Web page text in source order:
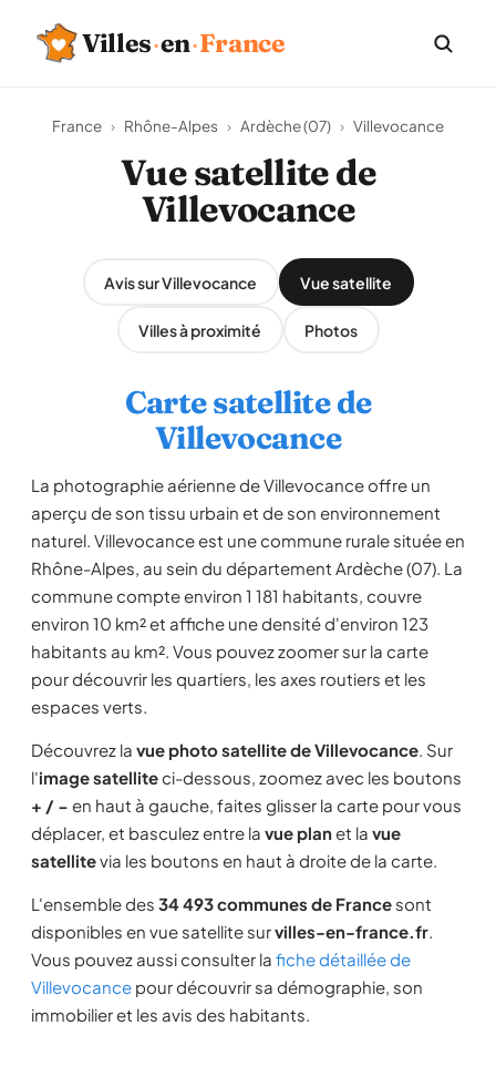
Villes·en·France
France › Rhône-Alpes › Ardèche (07) › Villevocance
Vue satellite de
Villevocance
Avis sur Villevocance Vue satellite
Villes à proximité Photos
Carte satellite de
Villevocance
La photographie aérienne de Villevocance offre un
aperçu de son tissu urbain et de son environnement
naturel. Villevocance est une commune rurale située en
Rhône-Alpes, au sein du département Ardèche (07). La
commune compte environ 1 181 habitants, couvre
environ 10 km² et affiche une densité d'environ 123
habitants au km². Vous pouvez zoomer sur la carte
pour découvrir les quartiers, les axes routiers et les
espaces verts.
Découvrez la vue photo satellite de Villevocance. Sur
l'image satelliteci-dessous, zoomez avec les boutons
+ / − en haut à gauche, faites glisser la carte pour vous
déplacer, et basculez entre la vue planet la vue
satellitevia les boutons en haut à droite de la carte.
L'ensemble des 34 493 communes de France sont
disponibles en vue satellite survilles-en-france.fr.
Vous pouvez aussi consulter la fiche détaillée de
Villevocance pour découvrir sa démographie, son
immobilier et les avis des habitants.